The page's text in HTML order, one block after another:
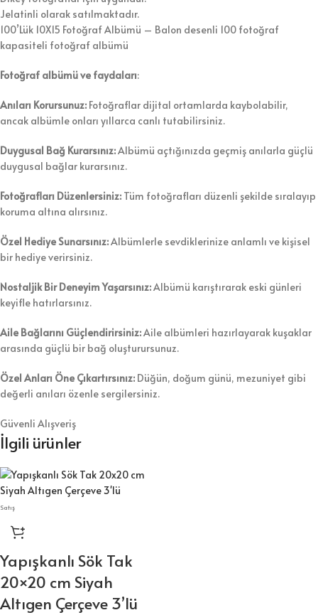
Jelatinli olarak satılmaktadır.
100’Lük 10X15 Fotoğraf Albümü – Balon desenli 100 fotoğraf
kapasiteli fotoğraf albümü
Fotoğraf albümü ve faydaları:
Anıları Korursunuz: Fotoğraflar dijital ortamlarda kaybolabilir,
ancak albümle onları yıllarca canlı tutabilirsiniz.
Duygusal Bağ Kurarsınız:Albümü açtığınızda geçmiş anılarla güçlü
duygusal bağlar kurarsınız.
Fotoğrafları Düzenlersiniz: Tüm fotoğrafları düzenli şekilde sıralayıp
koruma altına alırsınız.
Özel Hediye Sunarsınız:Albümlerle sevdiklerinize anlamlı ve kişisel
bir hediye verirsiniz.
Nostaljik Bir Deneyim Yaşarsınız:Albümü karıştırarak eski günleri
keyifle hatırlarsınız.
Aile Bağlarını Güçlendirirsiniz:Aile albümleri hazırlayarak kuşaklar
arasında güçlü bir bağ oluşturursunuz.
Özel Anları Öne Çıkartırsınız: Düğün, doğum günü, mezuniyet gibi
değerli anıları özenle sergilersiniz.
Güvenli Alışveriş
İlgili ürünler
Satış
Yapışkanlı Sök Tak
20×20 cm Siyah
Altıgen Çerçeve 3’lü